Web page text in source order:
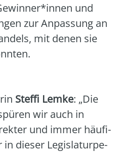
und
zur Anpas­sung an
mit denen sie
Stef­fi Lem­ke: „Die
wir auch in
und immer häu­fi­
in die­ser Legis­la­tur­pe­